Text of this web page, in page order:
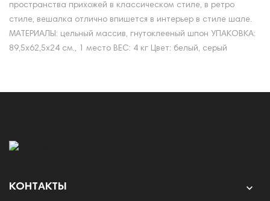
пространства прихожей в классическом стиле, в ретро
стиле, вешалка отлично впишется в интерьер в стиле шале.
МАТЕРИАЛЫ: цельный массив, гнутоклееный шпон УПАКОВКА:
89,5х62,5х24 см., 1 место ВЕС: 4 кг Цвет: белый, серый
КОНТАКТЫ 